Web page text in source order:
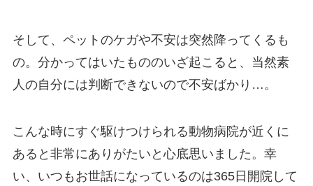
そして、ペットのケガや不安は突然降ってくるも
の。分かってはいたもののいざ起こると、当然素
人の自分には判断できないので不安ばかり…。
こんな時にすぐ駆けつけられる動物病院が近くに
あると非常にありがたい と心底思いました。幸
い、いつもお世話になっているのは365日開院して